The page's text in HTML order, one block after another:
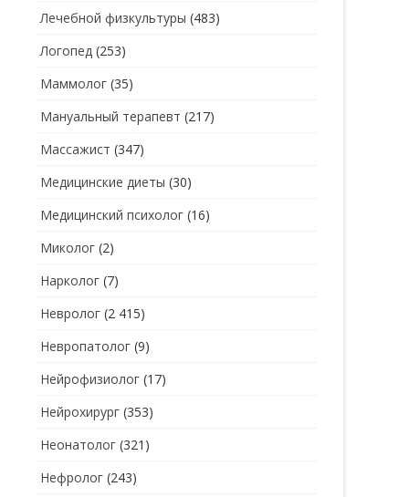
Лечебной физкультуры (483)
Логопед (253)
Маммолог (35)
Мануальный терапевт (217)
Массажист (347)
Медицинские диеты (30)
Медицинский психолог (16)
Миколог (2)
Нарколог (7)
Невролог (2 415)
Невропатолог (9)
Нейрофизиолог (17)
Нейрохирург (353)
Неонатолог (321)
Нефролог (243)